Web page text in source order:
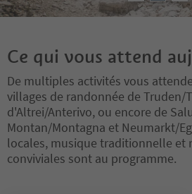
Ce qui vous attend
De multiples activités vous
villages de randonnée de Truden/
d'Altrei/Anterivo, ou encore de
Montan/Montagna et Neumarkt/
locales, musique traditionnelle et
conviviales sont au programme.